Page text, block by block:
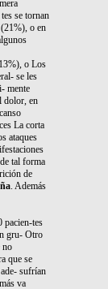
se tornan
o en
o Los
se les
mente
dolor, en
La corta
ataques
tal forma
de
. Además
pacien-tes
gru- Otro
no
que se
sufrían
va